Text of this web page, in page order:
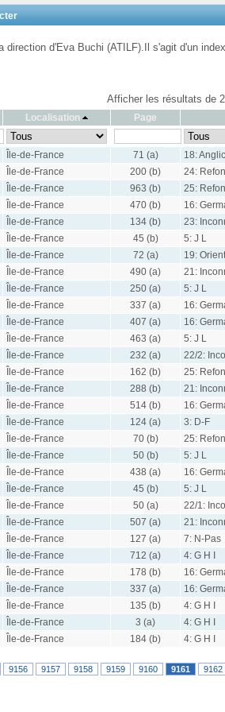
direction d'Eva Buchi (ATILF).Il s'agit d'un
Afficher les résultats de
Localisation Page
Île-de-France 71 (a)
18:
Île-de-France 200 (b)
24:
Île-de-France 963 (b)
25:
Île-de-France 470 (b)
16:
Île-de-France 134 (b)
23:
Île-de-France 45 (b)
5: J L
Île-de-France 72 (a)
19:
Île-de-France 490 (a)
21:
Île-de-France 250 (a)
5: J L
Île-de-France 337 (a)
16:
Île-de-France 407 (a)
16:
Île-de-France 463 (a)
5: J L
Île-de-France 232 (a)
22/2:
Île-de-France 162 (b)
25:
Île-de-France 288 (b)
21:
Île-de-France 514 (b)
16:
Île-de-France 124 (a)
3: D-F
Île-de-France 70 (b)
25:
Île-de-France 50 (b)
5: J L
Île-de-France 438 (a)
16:
Île-de-France 45 (b)
5: J L
Île-de-France 50 (a)
22/1:
Île-de-France 507 (a)
21:
Île-de-France 127 (a)
7: N-Pas
Île-de-France 712 (a)
4: G H I
Île-de-France 178 (b)
16:
Île-de-France 337 (a)
16:
Île-de-France 135 (b)
4: G H I
Île-de-France 3 (a)
4: G H I
Île-de-France 184 (b) 4: G H I
9156 9157 9158 9159 9160 9161 9162